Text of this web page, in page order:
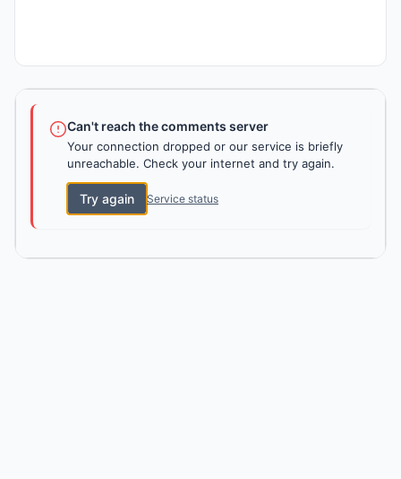
Can't reach the comments server
Your connection dropped or our service is briefly
unreachable. Check your internet and try again.
Try again Service status